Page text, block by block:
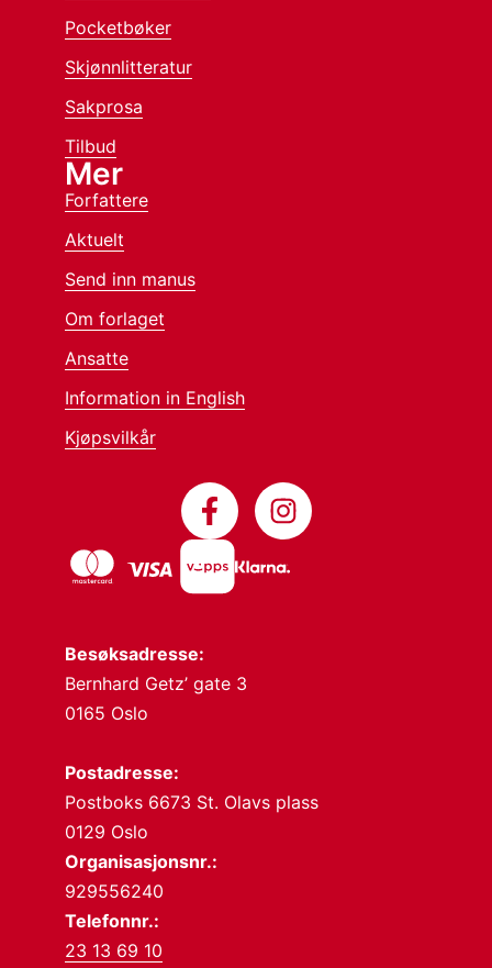
Besøksadresse:
Bernhard Getz’ gate 3
0165 Oslo
Postadresse:
Postboks 6673 St. Olavs plass
0129 Oslo
Organisasjonsnr.:
929556240
Telefonnr.:
23 13 69 10
Pocketbøker
Skjønnlitteratur
Sakprosa
Tilbud
Mer
Forfattere
Aktuelt
Send inn manus
Om forlaget
Ansatte
Information in English
Kjøpsvilkår